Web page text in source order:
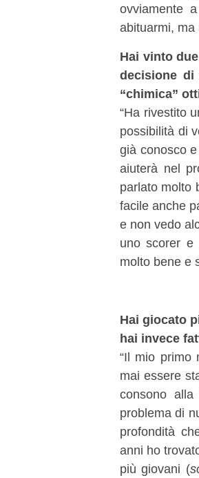
ovviamente
abituarmi, ma
Hai vinto
decisione di
“chimica”
“Ha rivestito
possibilità di
già conosco
aiuterà nel
parlato molto
facile anche
e non vedo
uno scorer e
molto bene e
Hai giocato
hai invece
“Il mio primo
mai essere
consono
problema di
profondità
anni ho
più giovani (